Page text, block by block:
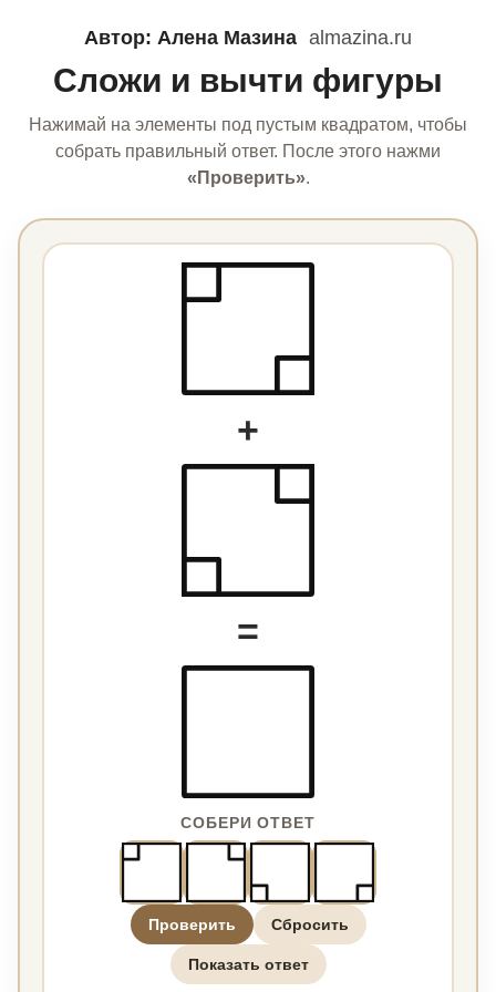
Автор: Алена Мазина almazina.ru
Сложи и вычти фигуры
Нажимай на элементы под пустым квадратом, чтобы
собрать правильный ответ. После этого нажми
«Проверить».
+
=
СОБЕРИ ОТВЕТ
Проверить Сбросить
Показать ответ